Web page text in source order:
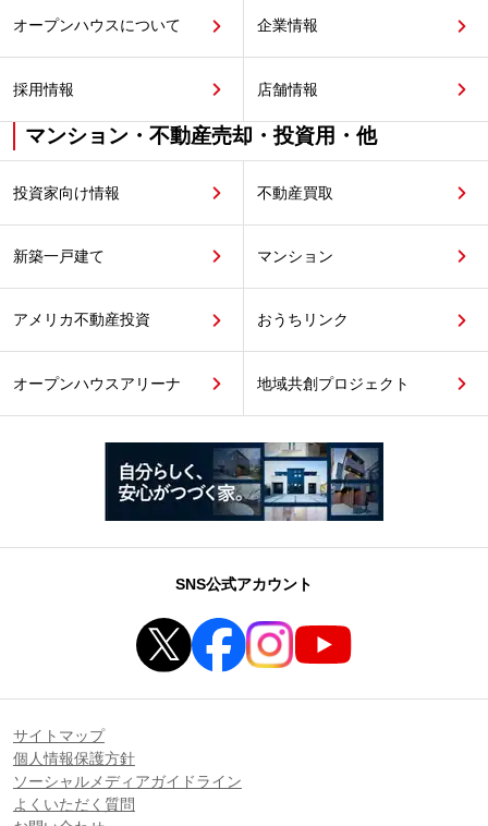
オープンハウスについて 企業情報
採用情報 店舗情報
マンション・不動産売却・投資用・他
投資家向け情報 不動産買取
新築一戸建て マンション
アメリカ不動産投資 おうちリンク
オープンハウスアリーナ 地域共創プロジェクト
SNS公式アカウント
サイトマップ
個人情報保護方針
ソーシャルメディアガイドライン
よくいただく質問